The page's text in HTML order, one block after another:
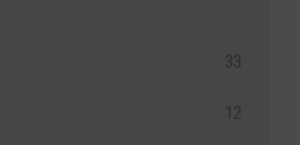
33
12